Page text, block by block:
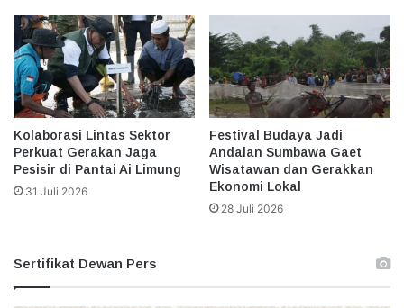
Kolaborasi Lintas Sektor
Perkuat Gerakan Jaga
Pesisir di Pantai Ai Limung
31 Juli 2026
Festival Budaya Jadi
Andalan Sumbawa Gaet
Wisatawan dan Gerakkan
Ekonomi Lokal
28 Juli 2026
Sertifikat Dewan Pers